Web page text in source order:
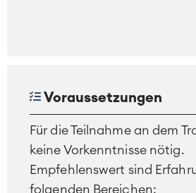
Voraussetzungen
Für die Teilnahme an dem
keine Vorkenntnisse nötig.
Empfehlenswert sind
folgenden Bereichen: